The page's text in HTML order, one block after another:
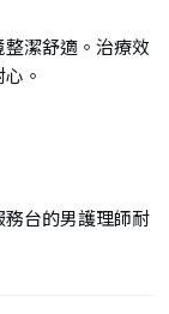
潔舒適。治療效
。
台的男護理師耐